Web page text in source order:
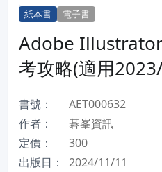
紙本書 電子書
Adobe
考攻略(適用
書號：
AET000632
作者：
碁峯資訊
定價：
300
出版日：
2024/11/11